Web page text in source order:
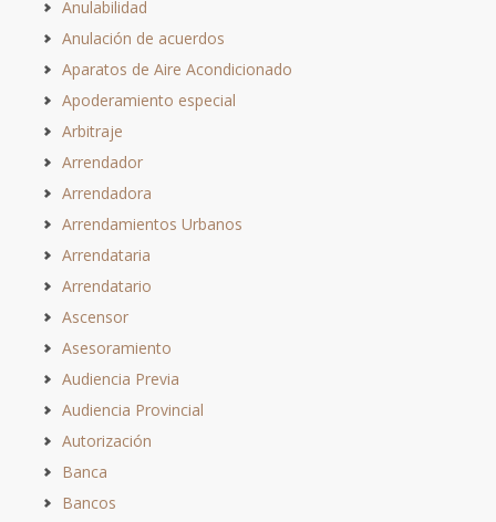
Anulabilidad
Anulación de acuerdos
Aparatos de Aire Acondicionado
Apoderamiento especial
Arbitraje
Arrendador
Arrendadora
Arrendamientos Urbanos
Arrendataria
Arrendatario
Ascensor
Asesoramiento
Audiencia Previa
Audiencia Provincial
Autorización
Banca
Bancos